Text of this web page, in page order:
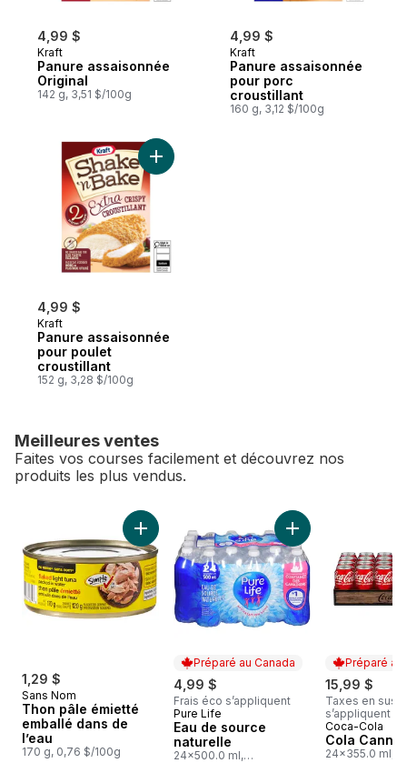
4,99 $
Kraft
Panure assaisonnée
Original
142 g, 3,51 $/100g
4,99 $
Kraft
Panure assaisonnée
pour porc
croustillant
160 g, 3,12 $/100g
4,99 $
Kraft
Panure assaisonnée
pour poulet
croustillant
152 g, 3,28 $/100g
Ajouter Panure assaisonnée pour poulet
Meilleures ventes
Faites vos courses facilement et découvrez nos
produits les plus vendus.
sauter Meilleures ventes
1,29 $
Sans Nom
Thon pâle émietté
emballé dans de
l’eau
170 g, 0,76 $/100g
Ajouter Thon pâle émietté emballé dans de
Préparé au Canada
4,99 $
Frais éco s’appliquent
Préparé au Canada
Pure Life
Eau de source
naturelle
24x500.0 ml,
Préparé au
15,99 $
Taxes en sus,
s’appliquent
Préparé au
Coca-Cola
Cola
24x355.0 ml,